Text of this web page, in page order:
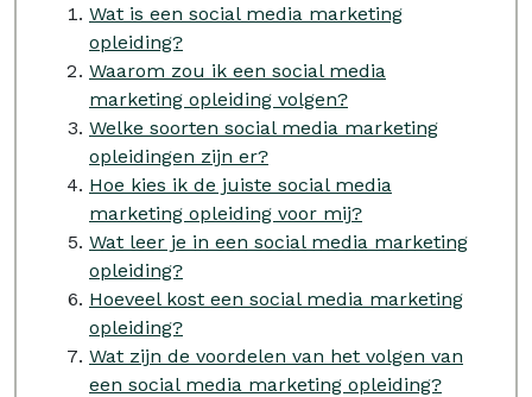
Wat is een social media marketing
opleiding?
Waarom zou ik een social media
marketing opleiding volgen?
Welke soorten social media marketing
opleidingen zijn er?
Hoe kies ik de juiste social media
marketing opleiding voor mij?
Wat leer je in een social media marketing
opleiding?
Hoeveel kost een social media marketing
opleiding?
Wat zijn de voordelen van het volgen van
een social media marketing opleiding?